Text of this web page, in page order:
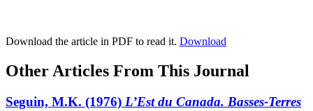
Download the article in PDF to read it. Download
Other Articles From This Journal
Seguin, M.K. (1976) L’Est du Canada. Basses-Terres